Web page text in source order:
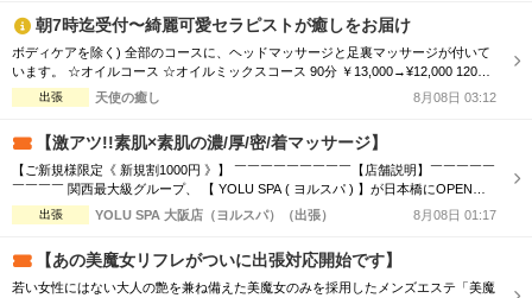
朝7時迄受付〜綺麗可愛セラピストが癒しをお届け
ボディケアを除く) 全部のコースに、ヘッドマッサージと足裏マッサージが付いて
います。 ☆オイルコース ☆オイルミックスコース 90分 ￥13,000→¥12,000 120分
￥16,000→¥15,000 150分 ￥20,000→¥19,000 180分 ￥24,000→¥23,000 ☆ボディ
ケアマッサージコース 90分 ￥11,000→¥10,000 120分 ￥13,000→...
出張 天使の癒し 8月08日 03:12
【激アツ!!素肌×素肌の濃/厚/密/着マッサージ】
【ご新規様限定《 新規割1000円 》】 ￣￣￣￣￣￣￣￣￣【店舗説明】￣￣￣￣￣
￣￣￣￣ 関西最大級グループ、 【 YOLU SPA ( ヨルスパ ) 】が日本橋にOPEN！
あなたの常識を超える、 「五感ブチヌクとびきり体験」を提供いたします。 お客
様に、選ばれる、愛される、ハマってしまう、 そんな” エリアNo.1 ” メンズエステ
出張 YOLU SPA 大阪店（ヨルスパ）（出張） 8月08日 01:17
【あの美魔女リフレがついに出張対応開始です】
若い女性にはない大人の艶を兼ね備えた美魔女のみを採用したメンズエステ「美魔